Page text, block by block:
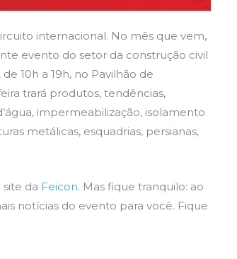
internacional. No mês que vem,
evento do setor da construção civil
10h a 19h, no Pavilhão de
trará produtos, tendências,
impermeabilização, isolamento
metálicas, esquadrias, persianas,
da Feicon. Mas fique tranquilo: ao
notícias do evento para você. Fique